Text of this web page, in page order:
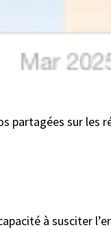
partagées sur les
à susciter